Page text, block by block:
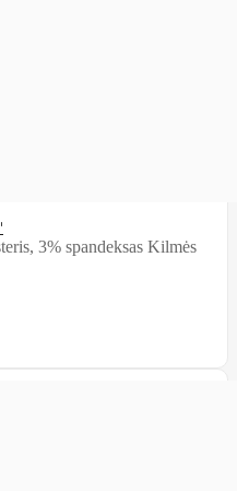
3% spandeksas Kilmės